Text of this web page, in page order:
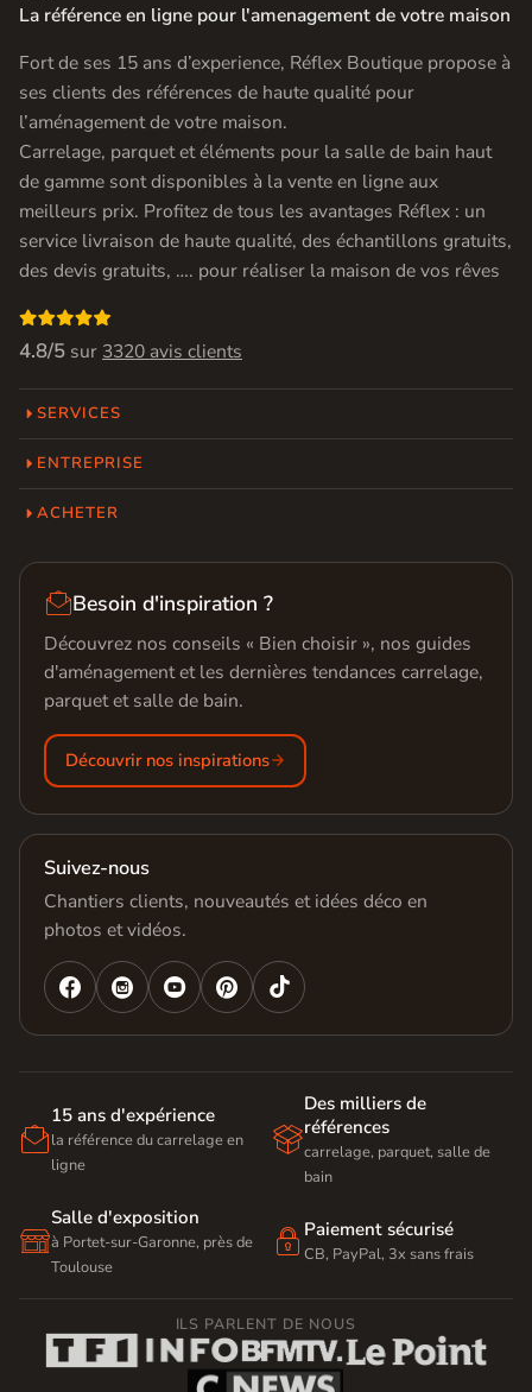
La référence en ligne pour l'amenagement de votre maison
Fort de ses 15 ans d’experience, Réflex Boutique propose à
ses clients des références de haute qualité pour
l’aménagement de votre maison.
Carrelage, parquet et éléments pour la salle de bain haut
de gamme sont disponibles à la vente en ligne aux
meilleurs prix. Profitez de tous les avantages Réflex : un
service livraison de haute qualité, des échantillons gratuits,
des devis gratuits, …. pour réaliser la maison de vos rêves

4.8/5 sur 3320 avis clients
SERVICES
ENTREPRISE
ACHETER
Besoin d'inspiration ?
Découvrez nos conseils « Bien choisir », nos guides
d'aménagement et les dernières tendances carrelage,
parquet et salle de bain.
Découvrir nos inspirations
Suivez-nous
Chantiers clients, nouveautés et idées déco en
photos et vidéos.
   

15 ans d'expérience
la référence du carrelage en
ligne

Des milliers de
références
carrelage, parquet, salle de
bain

Salle d'exposition
à Portet-sur-Garonne, près de
Toulouse
 Paiement sécurisé
CB, PayPal, 3x sans frais
ILS PARLENT DE NOUS